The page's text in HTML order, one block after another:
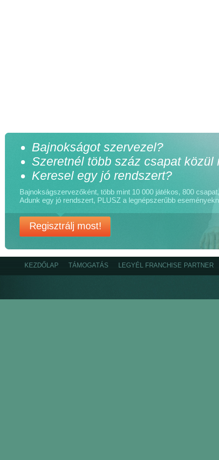
Bajnokságot szervezel?
Szeretnél több száz csapat közül
Keresel egy jó rendszert?
Bajnokságszervezőként, több mint 10 000 játékos, 800
Adunk egy jó rendszert, PLUSZ a legnépszerűbb
Regisztrálj most!
KEZDŐLAP TÁMOGATÁS LEGYÉL FRANCHISE PARTNER